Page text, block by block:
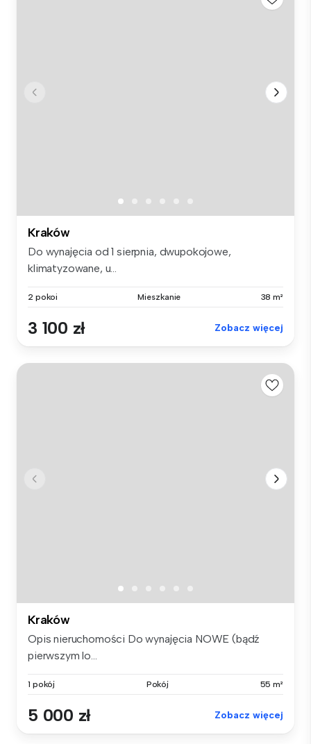
Kraków
Do wynajęcia od 1 sierpnia, dwupokojowe,
klimatyzowane, u...
2 pokoi Mieszkanie 38 m²
3 100 zł Zobacz więcej
Kraków
Opis nieruchomości Do wynajęcia NOWE (bądź
pierwszym lo...
1 pokój Pokój 55 m²
5 000 zł Zobacz więcej